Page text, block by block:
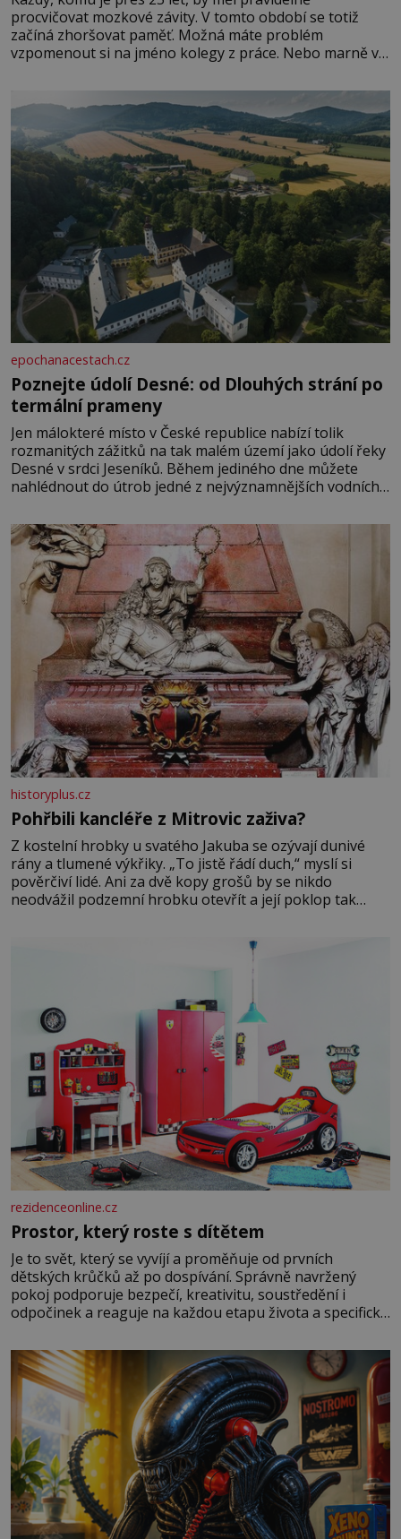
procvičovat mozkové závity. V tomto období se totiž
začíná zhoršovat paměť. Možná máte problém
vzpomenout si na jméno kolegy z práce. Nebo marně v
Je to opravdu tak, s věkem jako kdyby se paměť
rozhodla stávkovat. Cvičte
epochanacestach.cz
Poznejte údolí Desné: od Dlouhých strání po
termální prameny
Jen málokteré místo v České republice nabízí tolik
rozmanitých zážitků na tak malém území jako údolí řeky
Desné v srdci Jeseníků. Během jediného dne můžete
nahlédnout do útrob jedné z nejvýznamnějších vodních
se na koloběžce a den zakončit poznáváním památek ve
Velkých Losinách nebo v termálním
historyplus.cz
Pohřbili kancléře z Mitrovic zaživa?
Z kostelní hrobky u svatého Jakuba se ozývají dunivé
rány a tlumené výkřiky. „To jistě řádí duch,“ myslí si
pověrčiví lidé. Ani za dvě kopy grošů by se nikdo
neodvážil podzemní hrobku otevřít a její poklop tak
rezidenceonline.cz
Prostor, který roste s dítětem
Je to svět, který se vyvíjí a proměňuje od prvních
dětských krůčků až po dospívání. Správně navržený
pokoj podporuje bezpečí, kreativitu, soustředění i
odpočinek a reaguje na každou etapu života a specifické
měkkost a bezpečí, proto by pokoj miminka měl působit
především klidně a útulně. Předškolní věk je